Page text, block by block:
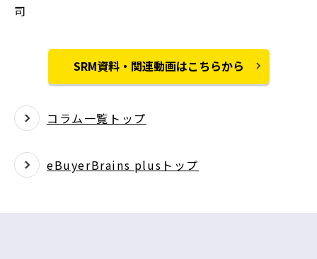
司
SRM資料・関連動画はこちらから
コラム一覧トップ
eBuyerBrains plusトップ